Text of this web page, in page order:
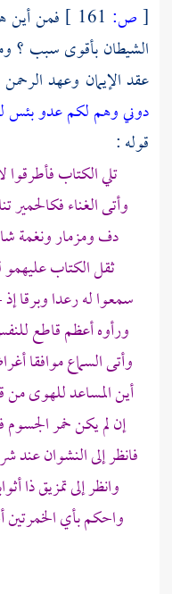
[ص:
فمن أين
الشيطان بأقوى سبب ؟
عقد الإيمان وعهد
دوني وهم لكم عدو بئس
قوله :
تلي الكتاب
وأتى الغناء
دف ومزمار ونغمة
ثقل الكتاب عليهمو
سمعوا له رعدا
ورأوه أعظم قاطع
وأتى السماع موافقا
أين المساعد للهوى
إن لم يكن خمر
فانظر إلى النشوان عند
وانظر إلى تمزيق ذا
واحكم بأي الخمرتين